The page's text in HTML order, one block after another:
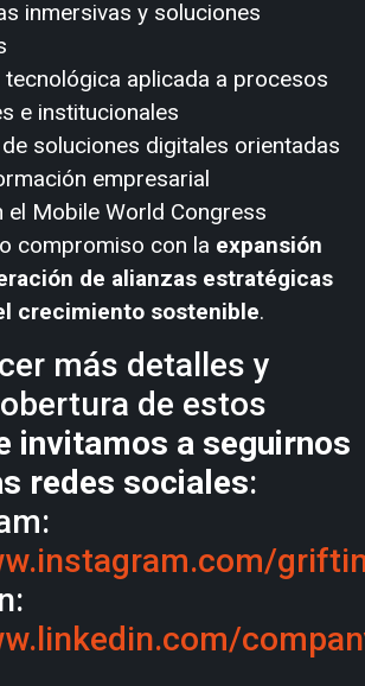
inmersivas y soluciones
tecnológica aplicada a procesos
e institucionales
soluciones digitales orientadas
empresarial
el Mobile World Congress
compromiso con la expansión
de alianzas estratégicas
crecimiento sostenible.
más detalles y
de estos
invitamos a seguirnos
redes sociales: